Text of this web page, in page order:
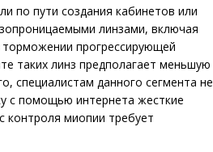
по пути создания кабинетов или
линзами, включая
прогрессирующей
таких линз предполагает меньшую
специалистам данного сегмента не
с помощью интернета жесткие
контроля миопии требует